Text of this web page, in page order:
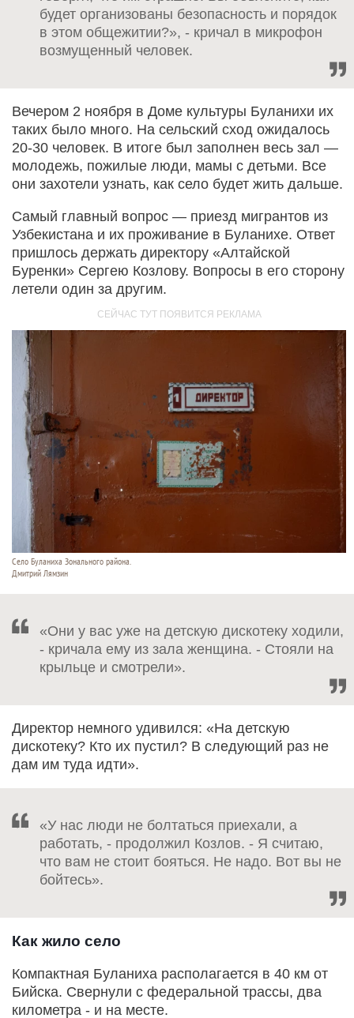
будет организованы безопасность и порядок
в этом общежитии?», - кричал в микрофон
возмущенный человек.
Вечером 2 ноября в Доме культуры Буланихи их
таких было много. На сельский сход ожидалось
20-30 человек. В итоге был заполнен весь зал —
молодежь, пожилые люди, мамы с детьми. Все
они захотели узнать, как село будет жить дальше.
Самый главный вопрос — приезд мигрантов из
Узбекистана и их проживание в Буланихе. Ответ
пришлось держать директору «Алтайской
Буренки» Сергею Козлову. Вопросы в его сторону
летели один за другим.
Село Буланиха Зонального района.
Дмитрий Лямзин
«Они у вас уже на детскую дискотеку ходили,
- кричала ему из зала женщина. - Стояли на
крыльце и смотрели».
Директор немного удивился: «На детскую
дискотеку? Кто их пустил? В следующий раз не
дам им туда идти».
«У нас люди не болтаться приехали, а
работать, - продолжил Козлов. - Я считаю,
что вам не стоит бояться. Не надо. Вот вы не
бойтесь».
Как жило село
Компактная Буланиха располагается в 40 км от
Бийска. Свернули с федеральной трассы, два
километра - и на месте.